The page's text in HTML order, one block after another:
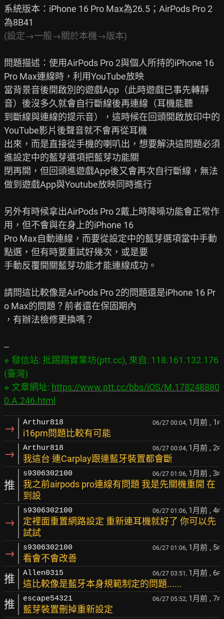
系統版本：iPhone 16 Pro Max為26.5；AirPods Pro 2
(設定→一般→關於本機→版本)
問題描述：使用AirPods Pro 2與個人所持的iPhone 16
Pro Max連線時，利用YouTube放映
當背景音後開啟別的遊戲App（此時遊戲已事先轉靜
音）後沒多久就會自行斷線後再連線（耳機能聽
到斷線與連線的提示音），這時候在回頭開啟放印中的
YouTube影片後聲音就不會再從耳機
出來，而是直接從手機的喇叭出，想要解決這問題必須
進設定中的藍芽選項把藍芽功能關
閉再開，但回頭進遊戲App後又會再次自行斷線，無法
做到遊戲App與Youtube放映同時進行
另外有時候拿出AirPods Pro 2戴上時降噪功能會正常作
用，但不會與在身上的iPhone 16
Pro Max自動連線，而要從設定中的藍芽選項當中手動
點選，但有時要重試好幾次，或是要
手動反覆開關藍芽功能才能連線成功。
請問這比較像是AirPods Pro 2的問題還是iPhone 16 Pr
o Max的問題？前者還在保固期內
，有辦法檢修更換嗎？
※ 發信站: 批踢踢實業坊(ptt.cc), 來自: 118.161.132.176
(臺灣)
※ 文章網址: https://www.ptt.cc/bbs/iOS/M.178248880
0.A.246.html
→ Arthur818 06/27 00:04, 1月前 , 1 F
i16pm問題比較有可能
→ Arthur818 06/27 00:04, 1月前 , 2F
我這台 連Carplay跟連藍牙裝置都會斷
推
s9306302100 06/27 01:06, 1月前 , 3F
我之前airpods pro連線有問題 我是先關機重開 在
到設
→
s9306302100 06/27 01:06, 1月前 , 4F
定裡面重置網路設定 重新連耳機就好了 你可以先
試試
→ s9306302100 06/27 01:06, 1月前 , 5F
看會不會改善
推 Allen0315 06/27 03:51, 1月前 , 6F
這比較像是藍牙本身規範制定的問題......
推 escape54321 06/27 05:52, 1月前 , 7F
藍芽裝置刪掉重新設定